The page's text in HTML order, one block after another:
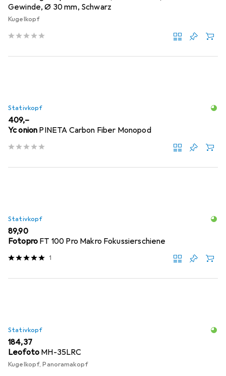
Gewinde, Ø 30 mm, Schwarz
Kugelkopf
Stativkopf
EUR
409,–
Yc onion PINETA Carbon Fiber Monopod
Stativkopf
EUR
89,90
Fotopro FT 100 Pro Makro Fokussierschiene
1
Stativkopf
EUR
184,37
Leofoto MH-35LRC
Kugelkopf, Panoramakopf